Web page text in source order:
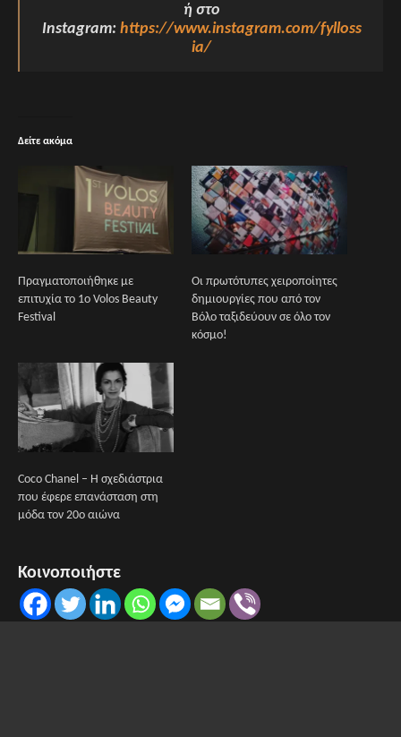
ή στο
Instagram: https://www.instagram.com/fylloss
ia/
Δείτε ακόμα
Πραγματοποιήθηκε με
επιτυχία το 1ο Volos Beauty
Festival
Οι πρωτότυπες χειροποίητες
δημιουργίες που από τον
Βόλο ταξιδεύουν σε όλο τον
κόσμο!
Coco Chanel – Η σχεδιάστρια
που έφερε επανάσταση στη
μόδα τον 20ο αιώνα
Κοινοποιήστε